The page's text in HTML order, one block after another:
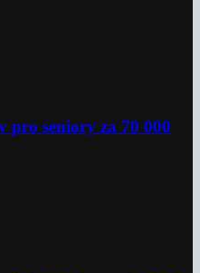
pro seniory za 70 000